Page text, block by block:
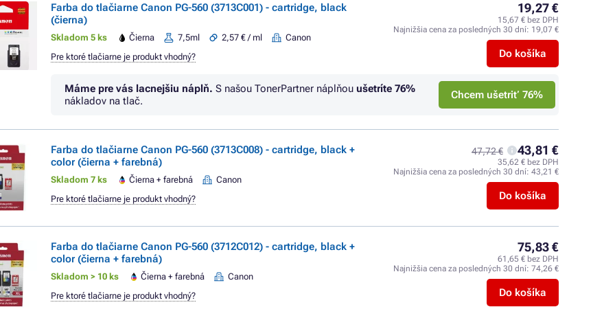
Farba do tlačiarne Canon PG-560 (3713C001) - cartridge, black
(čierna)
Skladom 5 ks Čierna 7,5ml 2,57 € / ml Canon
19,27 €
15,67 € bez DPH
Najnižšia cena za posledných 30 dní: 19,07 €
Do košíka
Pre ktoré tlačiarne je produkt vhodný?
Máme pre vás lacnejšiu náplň. S našou TonerPartner náplňou ušetríte 76%
nákladov na tlač.
Chcem ušetriť 76%
Farba do tlačiarne Canon PG-560 (3713C008) - cartridge, black +
color (čierna + farebná)
Skladom 7 ks Čierna + farebná Canon
47,72 € 43,81 €
35,62 € bez DPH
Najnižšia cena za posledných 30 dní: 43,21 €
Do košíka
Pre ktoré tlačiarne je produkt vhodný?
Farba do tlačiarne Canon PG-560 (3712C012) - cartridge, black +
color (čierna + farebná)
Skladom > 10 ks Čierna + farebná Canon
75,83 €
61,65 € bez DPH
Najnižšia cena za posledných 30 dní: 74,26 €
Do košíka
Pre ktoré tlačiarne je produkt vhodný?